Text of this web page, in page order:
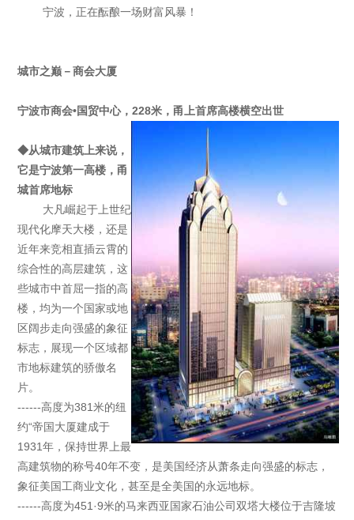
宁波，正在酝酿一场财富风暴！
城市之巅－商会大厦
宁波市商会•国贸中心，228米，甬上首席高楼横空出世
◆从城市建筑上来说，
它是宁波第一高楼，甬
城首席地标
大凡崛起于上世纪
现代化摩天大楼，还是
近年来竞相直插云霄的
综合性的高层建筑，这
些城市中首屈一指的高
楼，均为一个国家或地
区阔步走向强盛的象征
标志，展现一个区域都
市地标建筑的骄傲名
片。
------高度为381米的纽
约“帝国大厦建成于
1931年，保持世界上最
高建筑物的称号40年不变，是美国经济从萧条走向强盛的标志，
象征美国工商业文化，甚至是全美国的永远地标。
------高度为451·9米的马来西亚国家石油公司双塔大楼位于吉隆坡